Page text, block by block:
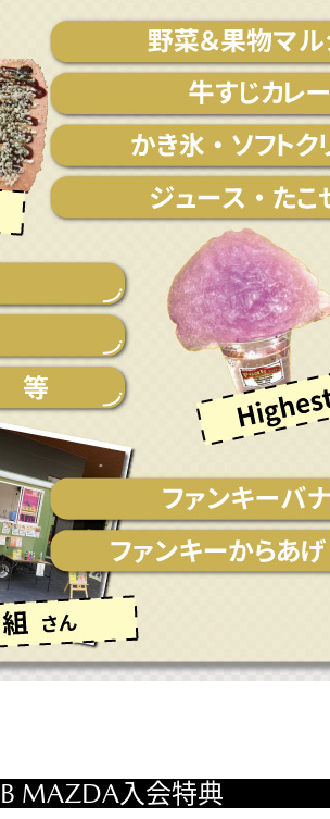
MAZDA入会特典